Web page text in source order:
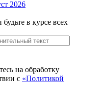
2026
в курсе всех
на обработку
с «Политикой